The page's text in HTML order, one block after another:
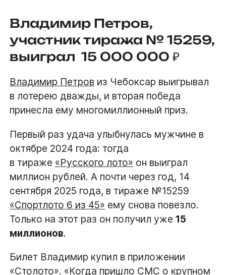
Владимир Петров,
участник тиража № 15259,
выиграл 15 000 000 ₽
Владимир Петров из Чебоксар выигрывал
в лотерею дважды, и вторая победа
принесла ему многомиллионный приз.
Первый раз удача улыбнулась мужчине в
октябре 2024 года: тогда
в тираже «Русского лото» он выиграл
миллион рублей. А почти через год, 14
сентября 2025 года, в тираже №15259
«Спортлото 6 из 45» ему снова повезло.
Только на этот раз он получил уже15
миллионов.
Билет Владимир купил в приложении
«Столото». «Когда пришло СМС о крупном